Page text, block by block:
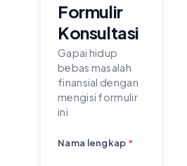
Formulir
Konsultasi
Gapai hidup
bebas masalah
finansial dengan
mengisi formulir
ini
Nama lengkap *